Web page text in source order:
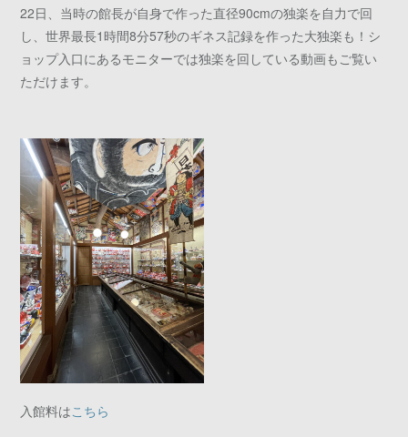
22日、当時の館長が自身で作った直径90cmの独楽を自力で回
し、世界最長1時間8分57秒のギネス記録を作った大独楽も！シ
ョップ入口にあるモニターでは独楽を回している動画もご覧い
ただけます。
入館料はこちら